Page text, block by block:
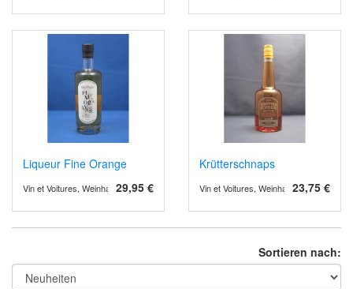
Liqueur Fine Orange
29,95 €
Vin et Voitures, Weinhandel und Weinimport
Krütterschnaps
23,75 €
Vin et Voitures, Weinhandel und
Sortieren nach: